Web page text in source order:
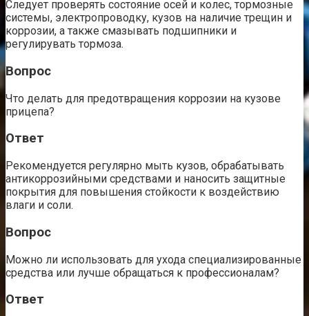
Следует проверять состояние осей и колес, тормозные
системы, электропроводку, кузов на наличие трещин и
коррозии, а также смазывать подшипники и
регулирувать тормоза.
Вопрос
Что делать для предотвращения коррозии на кузове
прицепа?
Ответ
Рекомендуется регулярно мыть кузов, обрабатывать
антикоррозийными средствами и наносить защитные
покрытия для повышения стойкости к воздействию
влаги и соли.
Вопрос
Можно ли использовать для ухода специализированные
средства или лучше обращаться к профессионалам?
Ответ